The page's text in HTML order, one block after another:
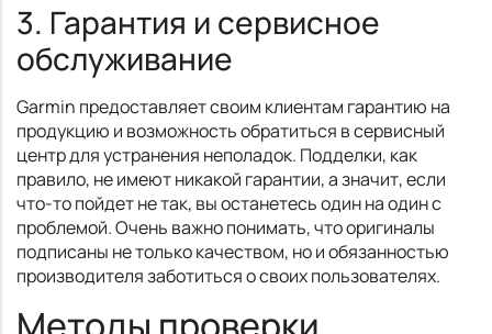
3. Гарантия и сервисное
обслуживание
Garmin предоставляет своим клиентам гарантию на
продукцию и возможность обратиться в сервисный
центр для устранения неполадок. Подделки, как
правило, не имеют никакой гарантии, а значит, если
что-то пойдет не так, вы останетесь один на один с
проблемой. Очень важно понимать, что оригиналы
подписаны не только качеством, но и обязанностью
производителя заботиться о своих пользователях.